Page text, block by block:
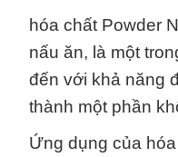
hóa chất Powder
nấu ăn, là một
đến với khả năng
thành một phần
Ứng dụng của